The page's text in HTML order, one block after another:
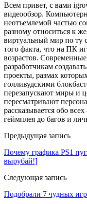
Всем привет, с вами
видеообзор.
неотъемлемой частью
разному относиться к
виртуальный мир по ту
того факта, что на ПК
возрастов.
разработчикам
проекты, размах
голливудскими
перезапускают миры и
пересматривают
рассказывается обо
геймплея до багов и
Предыдущая запись
Почему графика PS1
вырубай!]
Следующая запись
Подобрали 7 чудных